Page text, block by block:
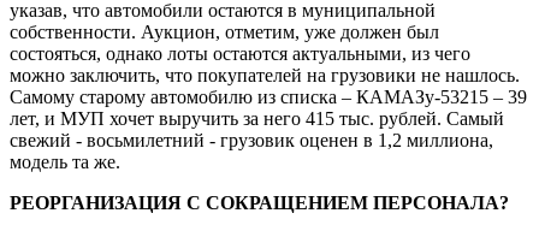
указав, что автомобили остаются в муниципальной
собственности. Аукцион, отметим, уже должен был
состояться, однако лоты остаются актуальными, из чего
можно заключить, что покупателей на грузовики не нашлось.
Самому старому автомобилю из списка – КАМАЗу-53215 – 39
лет, и МУП хочет выручить за него 415 тыс. рублей. Самый
свежий - восьмилетний - грузовик оценен в 1,2 миллиона,
модель та же.
РЕОРГАНИЗАЦИЯ С СОКРАЩЕНИЕМ ПЕРСОНАЛА?